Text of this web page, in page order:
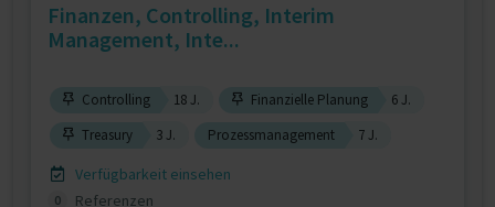
Finanzen, Controlling, Interim
Management, Inte...
Controlling 18 J. Finanzielle Planung
6 J.
Treasury
3 J. Prozessmanagement 7 J.
Verfügbarkeit einsehen
0
Referenzen